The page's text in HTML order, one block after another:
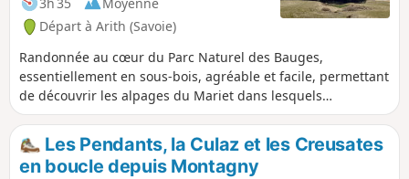
Départ à Arith (Savoie)
Randonnée au cœur du Parc Naturel des Bauges,
essentiellement en sous-bois, agréable et facile, permettant
de découvrir les alpages du Mariet dans lesquels
s'éparpillent de jolis chalets ainsi qu'un petit lac... une
touche aquatique dans un océan de prairies fleuries. GPS
conseillé !
Les Pendants, la Culaz et les Creusates
en boucle depuis Montagny